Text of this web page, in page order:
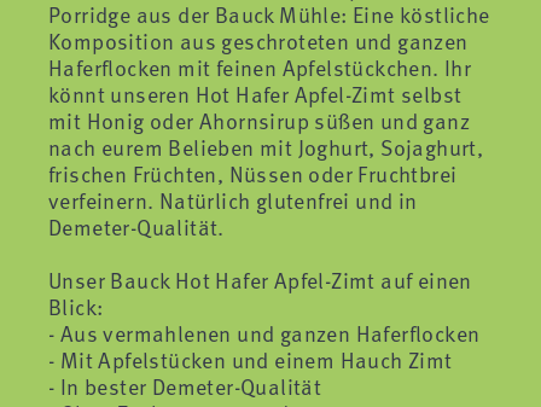
Porridge aus der Bauck Mühle: Eine köstliche
Komposition aus geschroteten und ganzen
Haferflocken mit feinen Apfelstückchen. Ihr
könnt unseren Hot Hafer Apfel-Zimt selbst
mit Honig oder Ahornsirup süßen und ganz
nach eurem Belieben mit Joghurt, Sojaghurt,
frischen Früchten, Nüssen oder Fruchtbrei
verfeinern. Natürlich glutenfrei und in
Demeter-Qualität.
Unser Bauck Hot Hafer Apfel-Zimt auf einen
Blick:
- Aus vermahlenen und ganzen Haferflocken
- Mit Apfelstücken und einem Hauch Zimt
- In bester Demeter-Qualität